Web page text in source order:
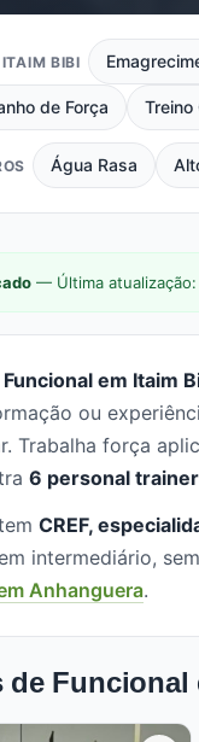
BIBI
de Força Treino
Água Rasa
— Última
em Itaim
ou
Trabalha força
6 personal
CREF,
intermediário,
Anhanguera.
de Funcional